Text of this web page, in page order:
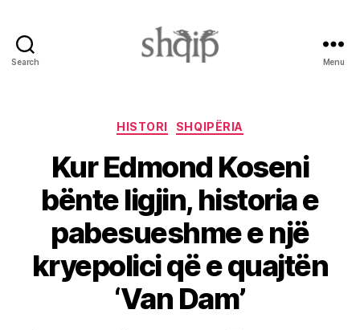
Search Menu
Categories
HISTORI SHQIPËRIA
Kur Edmond Koseni
bënte ligjin, historia e
pabesueshme e një
kryepolici që e quajtën
‘Van Dam’